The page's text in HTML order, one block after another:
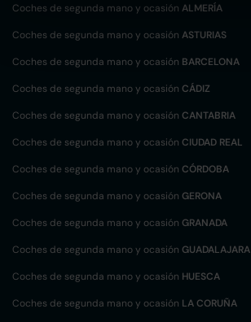
Coches de segunda mano y ocasión ALMERÍA
Coches de segunda mano y ocasión ASTURIAS
Coches de segunda mano y ocasión BARCELONA
Coches de segunda mano y ocasión CÁDIZ
Coches de segunda mano y ocasión CANTABRIA
Coches de segunda mano y ocasión CIUDAD REAL
Coches de segunda mano y ocasión CÓRDOBA
Coches de segunda mano y ocasión GERONA
Coches de segunda mano y ocasión GRANADA
Coches de segunda mano y ocasión GUADALAJARA
Coches de segunda mano y ocasión HUESCA
Coches de segunda mano y ocasión LA CORUÑA